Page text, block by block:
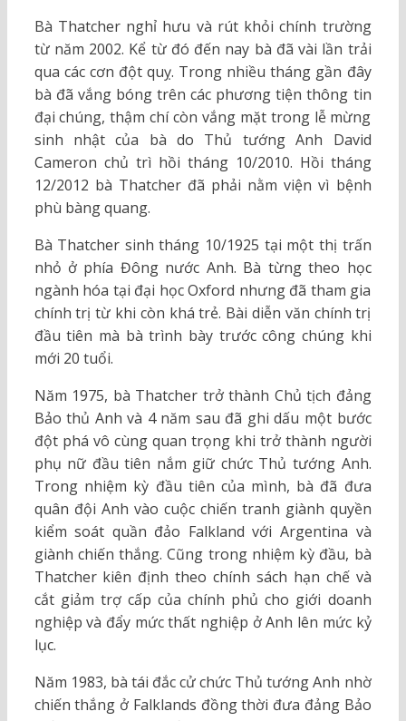
Bà Thatcher nghỉ hưu và rút khỏi chính trường
từ năm 2002. Kể từ đó đến nay bà đã vài lần trải
qua các cơn đột quỵ. Trong nhiều tháng gần đây
bà đã vắng bóng trên các phương tiện thông tin
đại chúng, thậm chí còn vắng mặt trong lễ mừng
sinh nhật của bà do Thủ tướng Anh David
Cameron chủ trì hồi tháng 10/2010. Hồi tháng
12/2012 bà Thatcher đã phải nằm viện vì bệnh
phù bàng quang.
Bà Thatcher sinh tháng 10/1925 tại một thị trấn
nhỏ ở phía Đông nước Anh. Bà từng theo học
ngành hóa tại đại học Oxford nhưng đã tham gia
chính trị từ khi còn khá trẻ. Bài diễn văn chính trị
đầu tiên mà bà trình bày trước công chúng khi
mới 20 tuổi.
Năm 1975, bà Thatcher trở thành Chủ tịch đảng
Bảo thủ Anh và 4 năm sau đã ghi dấu một bước
đột phá vô cùng quan trọng khi trở thành người
phụ nữ đầu tiên nắm giữ chức Thủ tướng Anh.
Trong nhiệm kỳ đầu tiên của mình, bà đã đưa
quân đội Anh vào cuộc chiến tranh giành quyền
kiểm soát quần đảo Falkland với Argentina và
giành chiến thắng. Cũng trong nhiệm kỳ đầu, bà
Thatcher kiên định theo chính sách hạn chế và
cắt giảm trợ cấp của chính phủ cho giới doanh
nghiệp và đẩy mức thất nghiệp ở Anh lên mức kỷ
lục.
Năm 1983, bà tái đắc cử chức Thủ tướng Anh nhờ
chiến thắng ở Falklands đồng thời đưa đảng Bảo